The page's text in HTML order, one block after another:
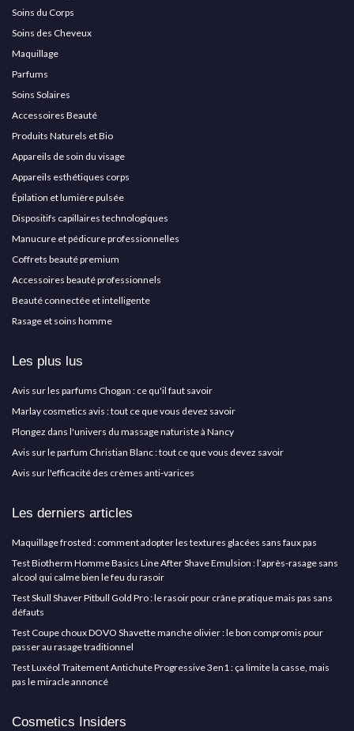
Soins du Corps
Soins des Cheveux
Maquillage
Parfums
Soins Solaires
Accessoires Beauté
Produits Naturels et Bio
Appareils de soin du visage
Appareils esthétiques corps
Épilation et lumière pulsée
Dispositifs capillaires technologiques
Manucure et pédicure professionnelles
Coffrets beauté premium
Accessoires beauté professionnels
Beauté connectée et intelligente
Rasage et soins homme
Les plus lus
Avis sur les parfums Chogan : ce qu'il faut savoir
Marlay cosmetics avis : tout ce que vous devez savoir
Plongez dans l'univers du massage naturiste à Nancy
Avis sur le parfum Christian Blanc : tout ce que vous devez savoir
Avis sur l'efficacité des crèmes anti-varices
Les derniers articles
Maquillage frosted : comment adopter les textures glacées sans faux pas
Test Biotherm Homme Basics Line After Shave Emulsion : l’après-rasage sans
alcool qui calme bien le feu du rasoir
Test Skull Shaver Pitbull Gold Pro : le rasoir pour crâne pratique mais pas sans
défauts
Test Coupe choux DOVO Shavette manche olivier : le bon compromis pour
passer au rasage traditionnel
Test Luxéol Traitement Antichute Progressive 3en1 : ça limite la casse, mais
pas le miracle annoncé
Cosmetics Insiders